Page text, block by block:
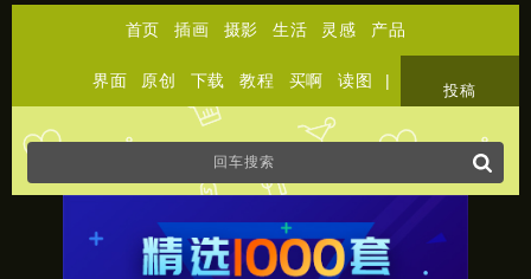
首页 插画 摄影 生活 灵感 产品
界面 原创 下载 教程 买啊 读图 |
投稿